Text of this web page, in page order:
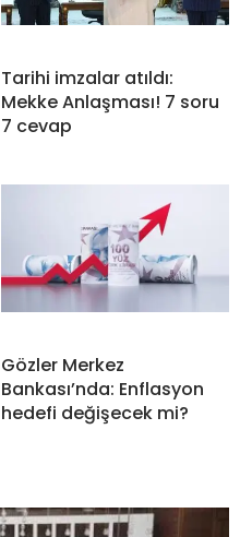
Tarihi imzalar atıldı:
Mekke Anlaşması! 7 soru
7 cevap
Gözler Merkez
Bankası’nda: Enflasyon
hedefi değişecek mi?